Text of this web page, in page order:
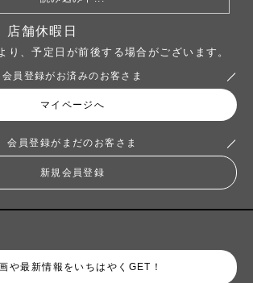
店舗休暇日
り、予定日が前後する場合がございます。
会員登録がお済みのお客さま
マイページへ
会員登録がまだのお客さま
新規会員登録
や最新情報をいちはやくGET！